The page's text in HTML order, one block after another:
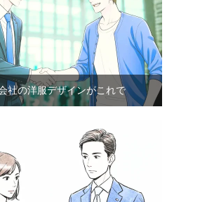
社の洋服デザインがこれで